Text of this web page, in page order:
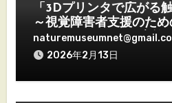
「3Dプリンタで広がる
～視覚障害者支援のため
得する2日間～ を実施
2026年2月13日